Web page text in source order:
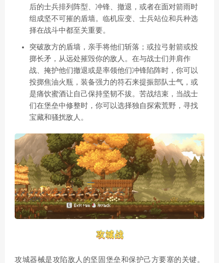
后的士兵排列阵型、冲锋、撤退，或者在面对箭雨时
组成坚不可摧的盾墙。临机应变、士兵站位和兵种选
择在战斗中都至关重要。
突破敌方的盾墙，亲手将他们斩落；或拉弓射箭或投
掷长矛，从远处摧毁你的敌人。在与战士们并肩作
战、掩护他们撤退或是率领他们冲锋陷阵时，你可以
投掷焦油火瓶，装备强力的符石来提振部队士气，或
是痛饮蜜酒让自己保持坚韧不拔。苦战结束，当战士
们在堡垒中修整时，你可以选择独自探索荒野，寻找
宝藏和骚扰敌人。
攻城器械是攻陷敌人的坚固堡垒和保护己方要塞的关键。